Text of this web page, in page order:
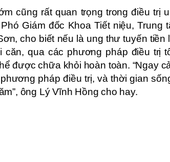
cũng rất quan trọng trong điều trị
Giám đốc Khoa Tiết niệu, Trung
cho biết nếu là ung thư tuyến tiền
căn, qua các phương pháp điều trị
được chữa khỏi hoàn toàn. “Ngay
pháp điều trị, và thời gian
ông Lý Vĩnh Hồng cho hay.